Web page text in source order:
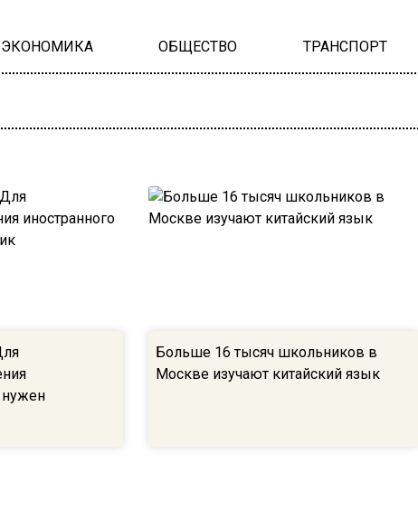
ЭКОНОМИКА ОБЩЕСТВО ТРАНСПОРТ
нужен
Больше 16 тысяч школьников в
Москве изучают китайский язык